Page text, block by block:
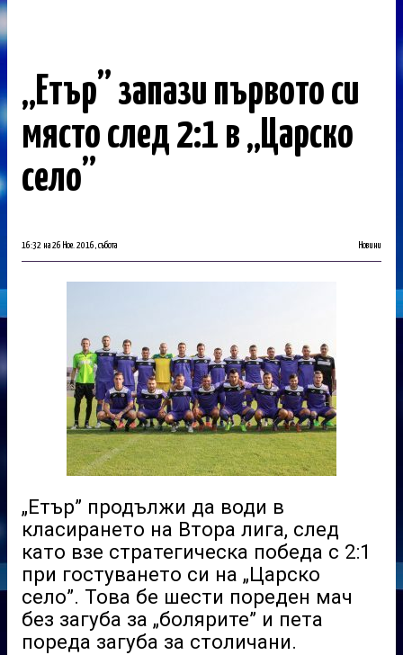
„Етър” запази първото си
място след 2:1 в „Царско
село”
16:32 на 26 Ное. 2016, събота Новини
„Етър” продължи да води в
класирането на Втора лига, след
като взе стратегическа победа с 2:1
при гостуването си на „Царско
село”. Това бе шести пореден мач
без загуба за „болярите” и пета
пореда загуба за столичани.